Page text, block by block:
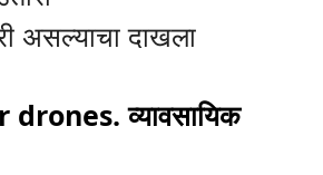
असल्याचा दाखला
व्यावसायिक